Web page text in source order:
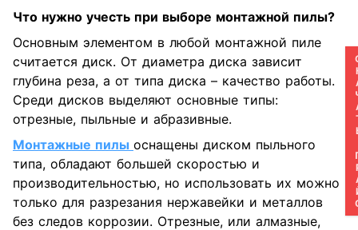
Что нужно учесть при выборе монтажной пилы?
Основным элементом в любой монтажной пиле
считается диск. От диаметра диска зависит
глубина реза, а от типа диска – качество работы.
Среди дисков выделяют основные типы:
отрезные, пыльные и абразивные.
Монтажные пилы оснащены диском пыльного
типа, обладают большей скоростью и
производительностью, но использовать их можно
только для разрезания нержавейки и металлов
без следов коррозии. Отрезные, или алмазные,